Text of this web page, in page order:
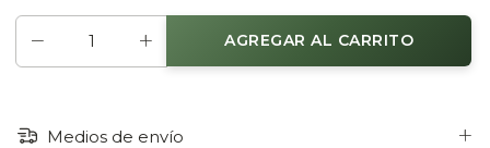
Medios de envío